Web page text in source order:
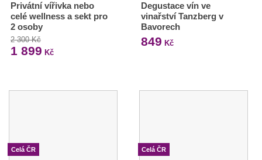
Privátní vířivka nebo
celé wellness a sekt pro
2 osoby
2 300 Kč
1 899 Kč
Degustace vín ve
vinařství Tanzberg v
Bavorech
849 Kč
Celá ČR Celá ČR